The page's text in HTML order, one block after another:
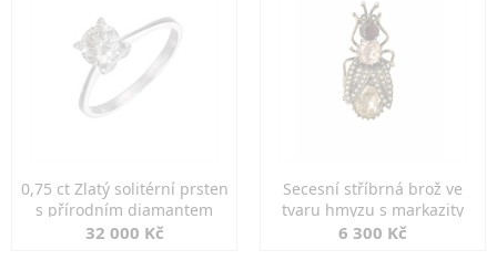
0,75 ct Zlatý solitérní prsten
s přírodním diamantem
32 000 Kč
Secesní stříbrná brož ve
tvaru hmyzu s markazity
6 300 Kč